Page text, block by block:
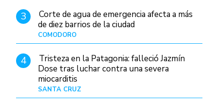
3
Corte de agua de emergencia afecta a más
de diez barrios de la ciudad
COMODORO
4
Tristeza en la Patagonia: falleció Jazmín
Dose tras luchar contra una severa
miocarditis
SANTA CRUZ